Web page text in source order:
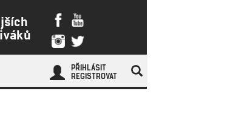
PŘIHLÁSIT
REGISTROVAT